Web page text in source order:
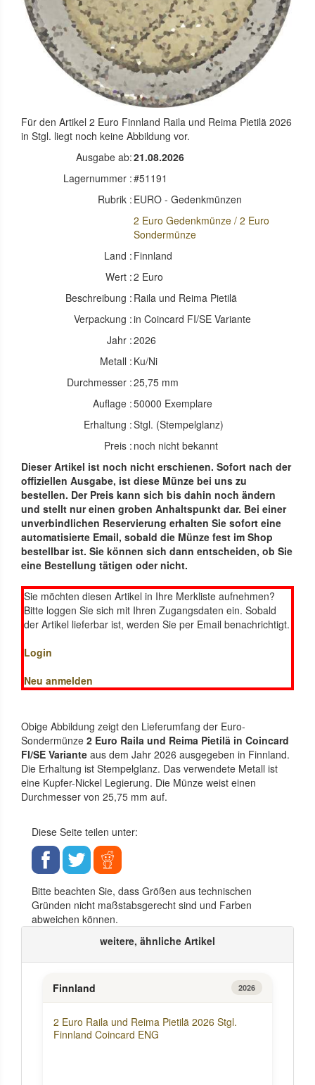
Für den Artikel 2 Euro Finnland Raila und Reima Pietilä 2026
in Stgl. liegt noch keine Abbildung vor.
Ausgabe ab:21.08.2026
Lagernummer :#51191
Rubrik : EURO - Gedenkmünzen
2 Euro Gedenkmünze / 2 Euro
Sondermünze
Land : Finnland
Wert :2 Euro
Beschreibung : Raila und Reima Pietilä
Verpackung :in Coincard FI/SE Variante
Jahr :2026
Metall : Ku/Ni
Durchmesser :25,75 mm
Auflage :50000 Exemplare
Erhaltung :Stgl. (Stempelglanz)
Preis : noch nicht bekannt
Dieser Artikel ist noch nicht erschienen. Sofort nach der
offiziellen Ausgabe, ist diese Münze bei uns zu
bestellen. Der Preis kann sich bis dahin noch ändern
und stellt nur einen groben Anhaltspunkt dar. Bei einer
unverbindlichen Reservierung erhalten Sie sofort eine
automatisierte Email, sobald die Münze fest im Shop
bestellbar ist. Sie können sich dann entscheiden, ob Sie
eine Bestellung tätigen oder nicht.
Sie möchten diesen Artikel in Ihre Merkliste aufnehmen?
Bitte loggen Sie sich mit Ihren Zugangsdaten ein. Sobald
der Artikel lieferbar ist, werden Sie per Email benachrichtigt.
Login
Neu anmelden
Obige Abbildung zeigt den Lieferumfang der Euro-
Sondermünze 2 Euro Raila und Reima Pietilä in Coincard
FI/SE Variante aus dem Jahr 2026 ausgegeben in Finnland.
Die Erhaltung ist Stempelglanz. Das verwendete Metall ist
eine Kupfer-Nickel Legierung. Die Münze weist einen
Durchmesser von 25,75 mm auf.
Diese Seite teilen unter:
Bitte beachten Sie, dass Größen aus technischen
Gründen nicht maßstabsgerecht sind und Farben
abweichen können.
weitere, ähnliche Artikel
Finnland 2026
2 Euro Raila und Reima Pietilä 2026 Stgl.
Finnland Coincard ENG